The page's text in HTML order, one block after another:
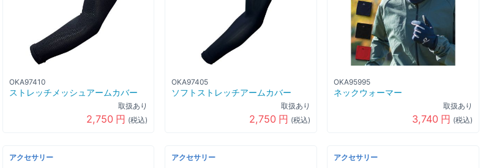
OKA97410
ストレッチメッシュアームカバー
取扱あり
2,750 円 (税込)
OKA97405
ソフトストレッチアームカバー
取扱あり
2,750 円 (税込)
OKA95995
ネックウォーマー
取扱あり
3,740 円 (税込)
アクセサリー アクセサリー アクセサリー